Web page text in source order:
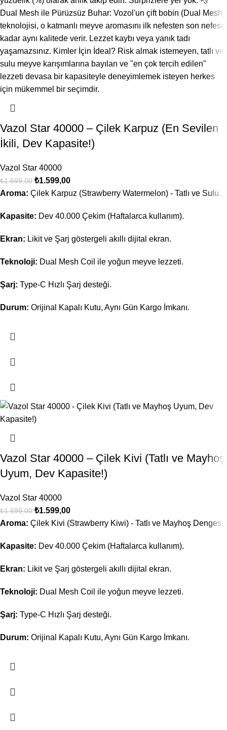
Vazol Star 40000 – Çilek Karpuz (En Sevilen
İkili, Dev Kapasite!)
Vazol Star 40000
₺1.699,00 ₺1.599,00
Aroma: Çilek Karpuz (Strawberry Watermelon) - Tatlı ve Sulu.
Kapasite: Dev 40.000 Çekim (Haftalarca kullanım).
Ekran: Likit ve Şarj göstergeli akıllı dijital ekran.
Teknoloji: Dual Mesh Coil ile yoğun meyve lezzeti.
Şarj: Type-C Hızlı Şarj desteği.
Durum: Orijinal Kapalı Kutu, Aynı Gün Kargo İmkanı.
Vazol Star 40000 – Çilek Kivi (Tatlı ve Mayhoş
Uyum, Dev Kapasite!)
Vazol Star 40000
₺1.699,00 ₺1.599,00
Aroma: Çilek Kivi (Strawberry Kiwi) - Tatlı ve Mayhoş Dengesi.
Kapasite: Dev 40.000 Çekim (Haftalarca kullanım).
Ekran: Likit ve Şarj göstergeli akıllı dijital ekran.
Teknoloji: Dual Mesh Coil ile yoğun meyve lezzeti.
Şarj: Type-C Hızlı Şarj desteği.
Durum: Orijinal Kapalı Kutu, Aynı Gün Kargo İmkanı.